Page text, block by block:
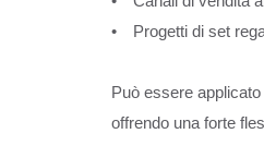
• Progetti di set
Può essere
offrendo una forte